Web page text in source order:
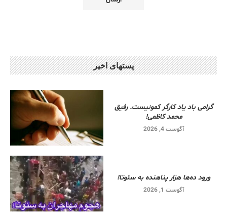
پستهای اخیر
گرامی باد یاد کارگر کمونیست. رفیق
محمد کاظمی!
آگوست 4, 2026
ورود ده‌ها هزار پناهنده به سئوتا!
آگوست 1, 2026